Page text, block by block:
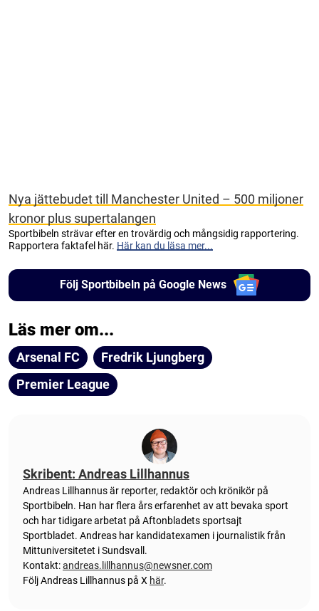
Nya jättebudet till Manchester United – 500 miljoner
kronor plus supertalangen
Sportbibeln strävar efter en trovärdig och mångsidig rapportering.
Rapportera faktafel här. Här kan du läsa mer...
Följ Sportbibeln på Google News
Läs mer om...
Arsenal FC
Fredrik Ljungberg
Premier League
Skribent: Andreas Lillhannus
Andreas Lillhannus är reporter, redaktör och krönikör på
Sportbibeln. Han har flera års erfarenhet av att bevaka sport
och har tidigare arbetat på Aftonbladets sportsajt
Sportbladet. Andreas har kandidatexamen i journalistik från
Mittuniversitetet i Sundsvall.
Kontakt:andreas.lillhannus@newsner.com
Följ Andreas Lillhannus på X här.